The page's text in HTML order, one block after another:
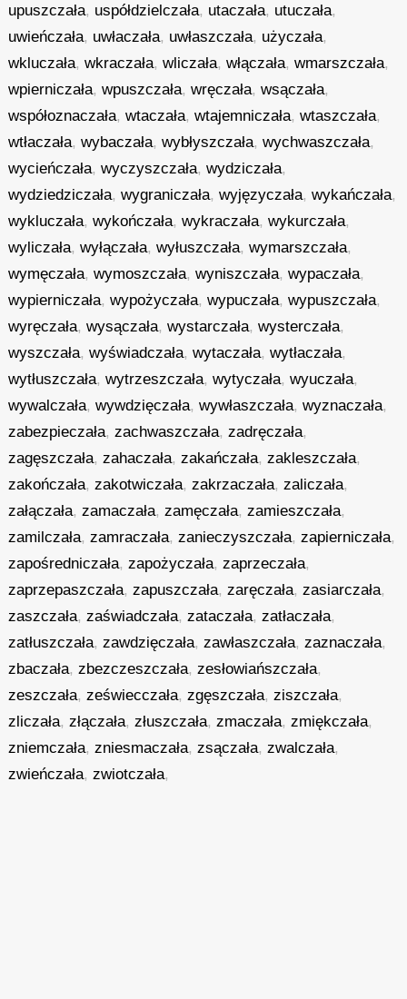
upuszczała, uspółdzielczała, utaczała, utuczała,
uwieńczała, uwłaczała, uwłaszczała, użyczała,
wkluczała,wkraczała,wliczała,włączała,wmarszczała,
wpierniczała,wpuszczała,wręczała,wsączała,
współoznaczała,wtaczała,wtajemniczała,wtaszczała,
wtłaczała,wybaczała,wybłyszczała,wychwaszczała,
wycieńczała,wyczyszczała,wydziczała,
wydziedziczała,wygraniczała,wyjęzyczała,wykańczała,
wykluczała,wykończała,wykraczała,wykurczała,
wyliczała,wyłączała,wyłuszczała,wymarszczała,
wymęczała,wymoszczała,wyniszczała,wypaczała,
wypierniczała,wypożyczała,wypuczała,wypuszczała,
wyręczała,wysączała,wystarczała,wysterczała,
wyszczała,wyświadczała,wytaczała,wytłaczała,
wytłuszczała,wytrzeszczała,wytyczała,wyuczała,
wywalczała,wywdzięczała,wywłaszczała,wyznaczała,
zabezpieczała,zachwaszczała,zadręczała,
zagęszczała,zahaczała,zakańczała,zakleszczała,
zakończała,zakotwiczała,zakrzaczała,zaliczała,
załączała,zamaczała,zamęczała,zamieszczała,
zamilczała,zamraczała,zanieczyszczała,zapierniczała,
zapośredniczała,zapożyczała,zaprzeczała,
zaprzepaszczała,zapuszczała,zaręczała,zasiarczała,
zaszczała,zaświadczała,zataczała,zatłaczała,
zatłuszczała,zawdzięczała,zawłaszczała,zaznaczała,
zbaczała,zbezczeszczała,zesłowiańszczała,
zeszczała,zeświecczała,zgęszczała,ziszczała,
zliczała,złączała,złuszczała,zmaczała,zmiękczała,
zniemczała,zniesmaczała,zsączała,zwalczała,
zwieńczała,zwiotczała,